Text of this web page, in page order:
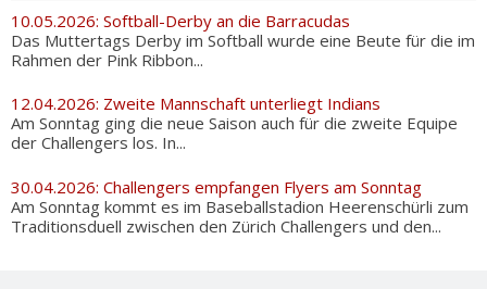
10.05.2026: Softball-Derby an die Barracudas
Das Muttertags Derby im Softball wurde eine Beute für die im
Rahmen der Pink Ribbon...
12.04.2026: Zweite Mannschaft unterliegt Indians
Am Sonntag ging die neue Saison auch für die zweite Equipe
der Challengers los. In...
30.04.2026: Challengers empfangen Flyers am Sonntag
Am Sonntag kommt es im Baseballstadion Heerenschürli zum
Traditionsduell zwischen den Zürich Challengers und den...